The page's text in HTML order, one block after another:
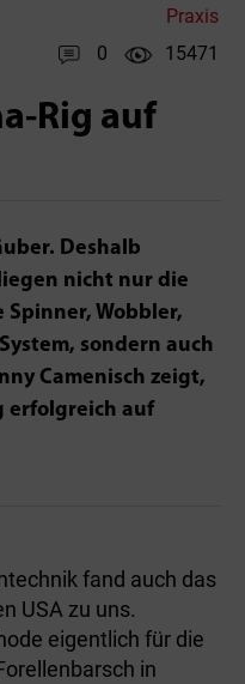
Praxis
0 15471
Rig auf
Deshalb
nicht nur die
Spinner, Wobbler,
sondern auch
Camenisch zeigt,
erfolgreich auf
fand auch das
USA zu uns.
eigentlich für die
in